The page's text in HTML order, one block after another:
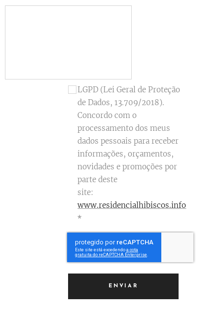
LGPD (Lei Geral de Proteção
de Dados, 13.709/2018).
Concordo com o
processamento dos meus
dados pessoais para receber
informações, orçamentos,
novidades e promoções por
parte deste
site:
www.residencialhibiscos.info
ENVIAR